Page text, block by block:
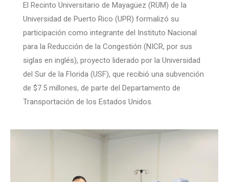
El Recinto Universitario de Mayagüez (RUM) de la
Universidad de Puerto Rico (UPR) formalizó su
participación como integrante del Instituto Nacional
para la Reducción de la Congestión (NICR, por sus
siglas en inglés), proyecto liderado por la Universidad
del Sur de la Florida (USF), que recibió una subvención
de $7.5 millones, de parte del Departamento de
Transportación de los Estados Unidos.